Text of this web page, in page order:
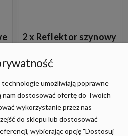
2 x Reflektor szynowy
biały 1-fazowy + szyna
115,00 zł
− +
umożliwiają poprawne
nam dostosować ofertę do Twoich
wykorzystanie przez nas
do sklepu lub dostosować
wybierając opcję "Dostosuj